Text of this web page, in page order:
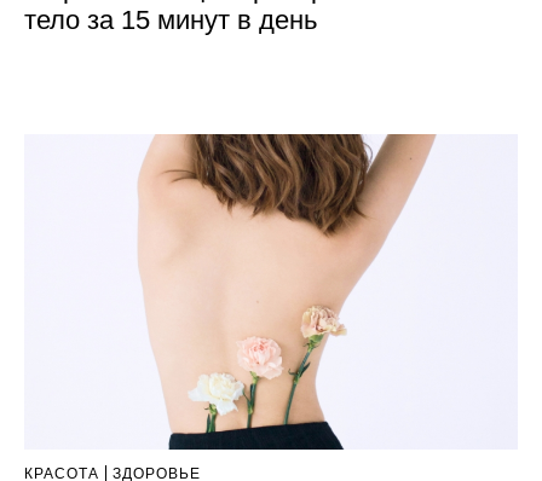
тело за 15 минут в день
КРАСОТА ЗДОРОВЬЕ